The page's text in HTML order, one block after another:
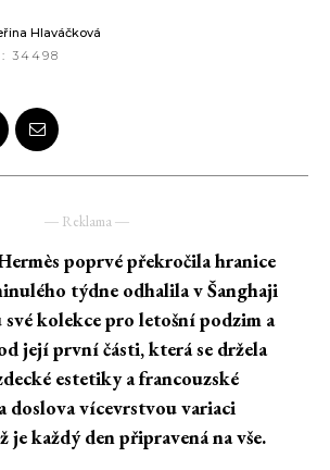
Hlaváčková
34498
― Reklama ―
poprvé překročila hranice
týdne odhalila v Šanghaji
kolekce pro letošní podzim a
její první části, která se držela
estetiky a francouzské
doslova vícevrstvou variaci
je každý den připravená na vše.